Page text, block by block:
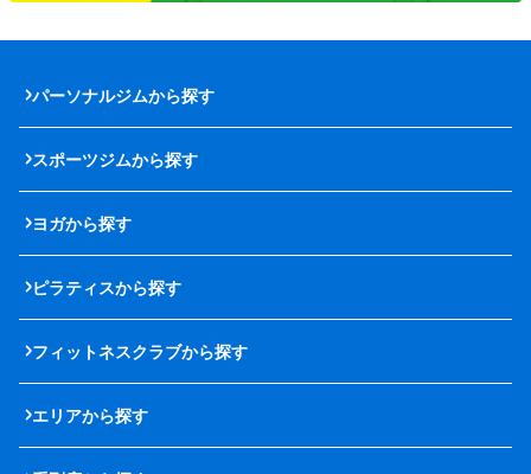
パーソナルジムから探す
スポーツジムから探す
ヨガから探す
ピラティスから探す
フィットネスクラブから探す
エリアから探す